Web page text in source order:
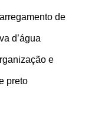
de
d’água
e
preto